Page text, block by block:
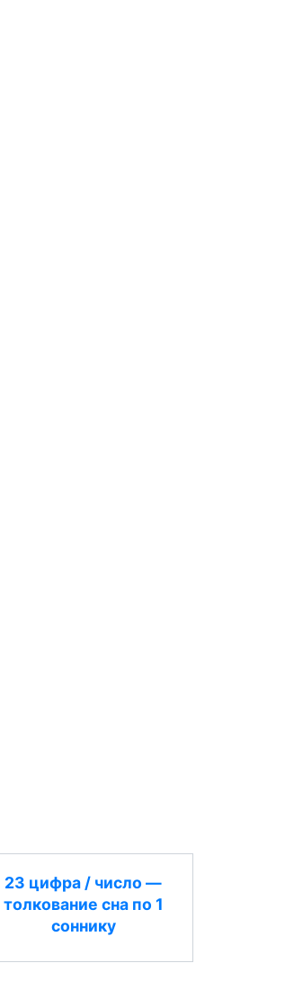
23 цифра / число —
толкование сна по 1
соннику